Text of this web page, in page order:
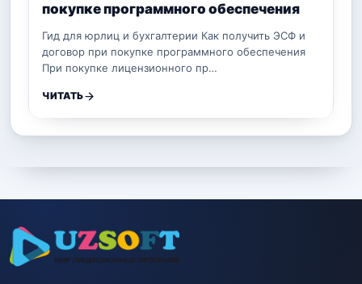
покупке программного обеспечения
Гид для юрлиц и бухгалтерии Как получить ЭСФ и
договор при покупке программного обеспечения
При покупке лицензионного пр…
ЧИТАТЬ